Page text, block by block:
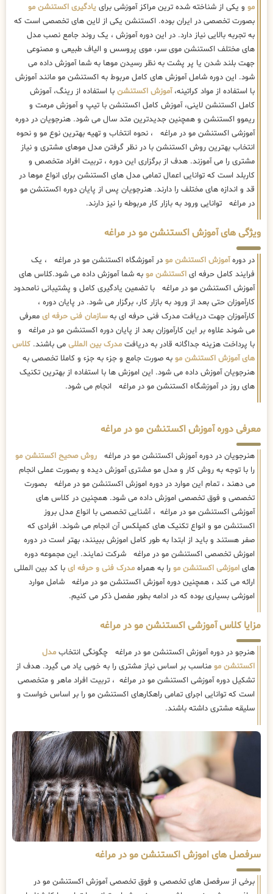
مو و یکی از شناخته شده ترین مراکز آموزشی برای یادگیری اکستنشن مو
بصورت تخصصی در ایران بوده. اکستنشن یکی از لاین های تخصصی است که
به تجربه بالایی نیاز دارد. در این دوره آموزش ، یک روند جامع نصب مدل
های مختلف اکستنشن موی سر، موی پروسس و الیاف طبیعی و مصنوعی
جهت بلند شدن یا پر پشت به نظر رسیدن موها به شما آموزش داده می
شود. این دوره شامل آموزش های کامل مربوط به اکستنشن مو مانند آموزش
با استفاده از مواد کراتینه،آموزش اکستنشن با استفاده از رینگ، آموزش
کامل اکستنشن لاینی، آموزش کامل اکستنشن با تیپ و آموزش مرمت و
ریموو اکستنشن و همچنین جدیدترین متد سال می شود. هنرجویان در دوره
آموزشی اکستنشن مو در مراغه ، نحوه انتخاب و تهیه بهترین نوع مو و نحوه
انتخاب بهترین روش اکستنشن با در نظر گرفتن مدل موهای مشتری و نیاز
مشتری را می آموزند. هدف از برگزاری این دوره ، تربیت افراد متخصص و
کاربلد است که توانایی اعمال تمامی مدل های اکستنشن برای انواع موها در
قد و اندازه های مختلف را دارند. هنرجویان پس از پایان دوره اکستنشن مو
در مراغه توانایی ورود به بازار کار مربوطه را نیز دارند.
ویژگی های آموزش اکستنشن مو در مراغه
در دورهآموزش اکستنشن مو در آموزشگاه اکستنشن مو در مراغه ، یک
فرایند کامل حرفه ای اکستنشن مو به شما آموزش داده می شود.کلاس های
آموزش اکستنشن مو در مراغه با تضمین یادگیری کامل و پشتیبانی نامحدود
کارآموزان حتی بعد از ورود به بازار کار، برگزار می شود. در پایان دوره ،
کارآموزان جهت دریافت مدرک فنی حرفه ای بهسازمان فنی حرفه ای معرفی
می شوند علاوه بر این کارآموزان بعد از پایان دوره اکستنشن مو در مراغه و
با پرداخت هزینه جداگانه قادر به دریافت مدرک بین المللی می باشند. کلاس
های آموزش اکستنشن مو به صورت جامع و جزء به جزء و کاملا تخصصی به
هنرجویان آموزش داده می شود. این اموزش ها با استفاده از بهترین تکنیک
های روز در آموزشگاه اکستنشن مو در مراغه انجام می شود.
معرفی دوره آموزش اکستنشن مو در مراغه
هنرجویان در دوره آموزش اکستنشن مو در مراغه روش صحیح اکستنشن مو
را با توجه به روش کار و مدل مو مشتری آموزش دیده و بصورت عملی انجام
می دهند ، تمام این موارد در دوره اموزش اکستنشن مو در مراغه بصورت
تخصصی و فوق تخصصی اموزش داده می شود. همچنین در کلاس های
آموزشی اکستنشن مو در مراغه ، آشنایی تخصصی با انواع مدل بروز
اکستنشن مو و انواع تکنیک های کمپلکس آن انجام می شوند. افرادی که
صفر هستند و باید از ابتدا به طور کامل اموزش ببینند، بهتر است در دوره
اموزش تخصصی اکستنشن مو در مراغه شرکت نمایند. این مجموعه دوره
های اموزشی اکستنشن مو را به همراه مدرک فنی و حرفه ای با کد بین المللی
ارائه می کند ، همچنین دوره آموزش اکستنشن مو در مراغه شامل موارد
اموزشی بسیاری بوده که در ادامه بطور مفصل ذکر می کنیم.
مزایا کلاس آموزشی اکستنشن مو در مراغه
هنرجو در دوره آموزش اکستنشن مو در مراغه چگونگی انتخاب مدل
اکستنشن مو مناسب بر اساس نیاز مشتری را به خوبی یاد می گیرد. هدف از
تشکیل دوره آموزشی اکستنشن مو در مراغه ، تربیت افراد ماهر و متخصصی
است که توانایی اجرای تمامی راهکارهای اکستنشن مو را بر اساس خواست و
سلیقه مشتری داشته باشند.
سرفصل های اموزش اکستنشن مو در مراغه
برخی از سرفصل های تخصصی و فوق تخصصی آموزش اکستنشن مو در